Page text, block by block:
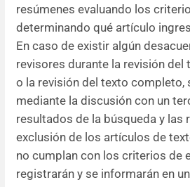
resúmenes evaluando los
determinando qué artículo
En caso de existir algún
revisores durante la revisión del
o la revisión del texto completo,
mediante la discusión con un
resultados de la búsqueda y las
exclusión de los artículos de
no cumplan con los criterios de
registrarán y se informarán en